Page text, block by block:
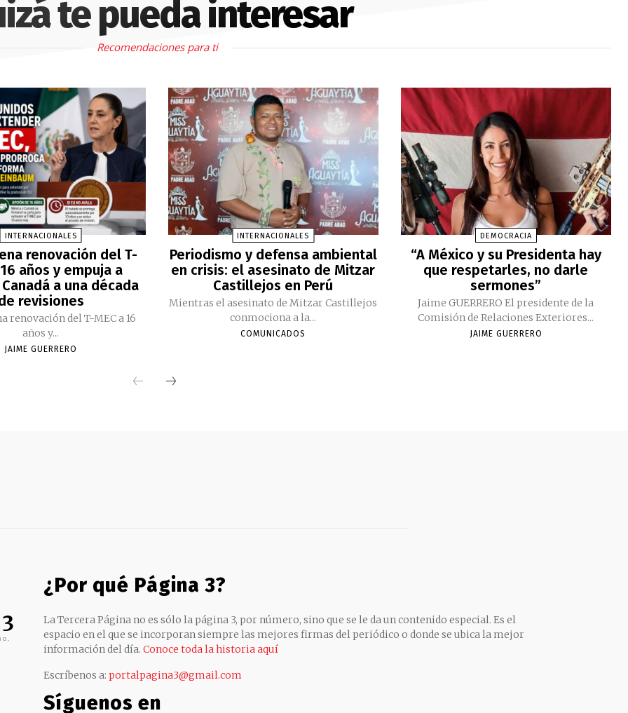
te pueda interesar
Recomendaciones para ti
INTERNACIONALES
renovación del T-
16 años y empuja a
a una década
revisiones
renovación del T-MEC a 16
años y...
JAIME GUERRERO
INTERNACIONALES
Periodismo y defensa ambiental
en crisis: el asesinato de Mitzar
Castillejos en Perú
Mientras el asesinato de Mitzar Castillejos
conmociona a la...
COMUNICADOS
DEMOCRACIA
“A México y su Presidenta hay
que respetarles, no darle
sermones”
Jaime GUERRERO El presidente de la
Comisión de Relaciones Exteriores...
JAIME GUERRERO
¿Por qué Página 3?
La Tercera Página no es sólo la página 3, por número, sino que se le da un contenido especial. Es el
espacio en el que se incorporan siempre las mejores firmas del periódico o donde se ubica la mejor
información del día. Conoce toda la historia aquí
Escríbenos a: portalpagina3@gmail.com
Síguenos en